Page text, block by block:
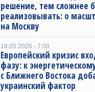
решение, тем сложнее
реализовывать: о
на Москву
18.05.2026 - 7:00
Европейский кризис
фазу: к
с Ближнего Востока
украинский фактор